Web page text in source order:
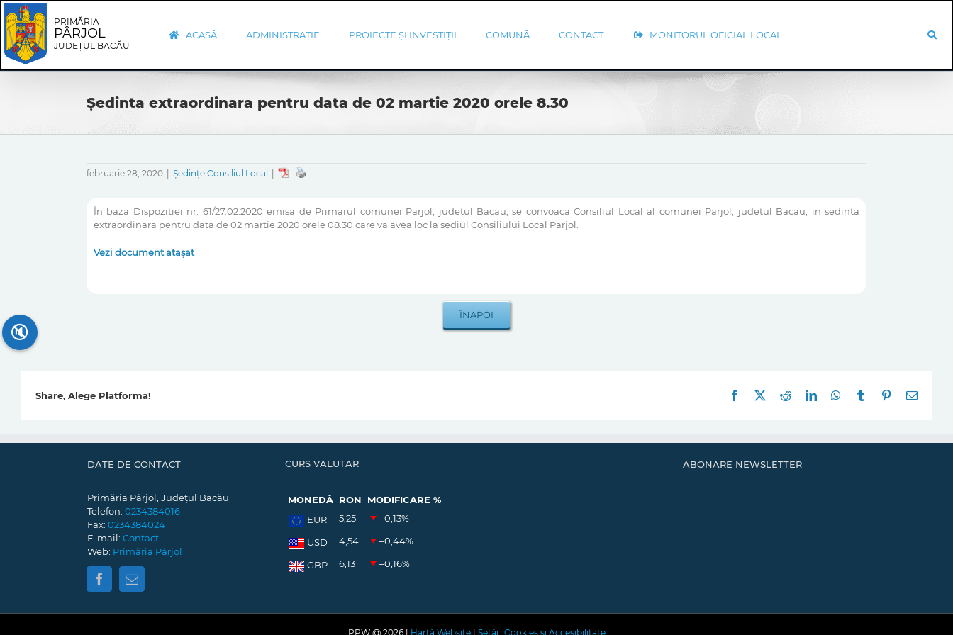
Skip
to
content
Skip
Navigation
PRIMĂRIA
PÂRJOL
JUDEȚUL BACĂU
ACASĂ ADMINISTRAȚIE PROIECTE ȘI INVESTIȚII COMUNĂ CONTACT MONITORUL OFICIAL LOCAL
Ședinta extraordinara pentru data de 02 martie 2020 orele 8.30
februarie 28, 2020 Ședințe Consiliul Local
În baza Dispozitiei nr. 61/27.02.2020 emisa de Primarul comunei Parjol, judetul Bacau, se convoaca Consiliul Local al comunei Parjol, judetul Bacau, in sedinta
extraordinara pentru data de 02 martie 2020 orele 08.30 care va avea loc la sediul Consiliului Local Parjol.
Vezi document atașat
Share, Alege Platforma! Facebook RedditLinkedInWhatsApp
Tumblr Pinterest
E-
DATE DE CONTACT
Primăria Pârjol, Județul Bacău
Telefon: 0234384016
Fax: 0234384024
E-mail: Contact
Web: Primăria Pârjol
CURS VALUTAR
MONEDĂ RON
MODIFICARE %
EUR
5,25 –0,13%
USD 4,54 –0,44%
GBP 6,13 –0,16%
ABONARE NEWSLETTER
PPW @ 2026 | Hartă Website| Setări Cookies și Accesibilitate
🔇